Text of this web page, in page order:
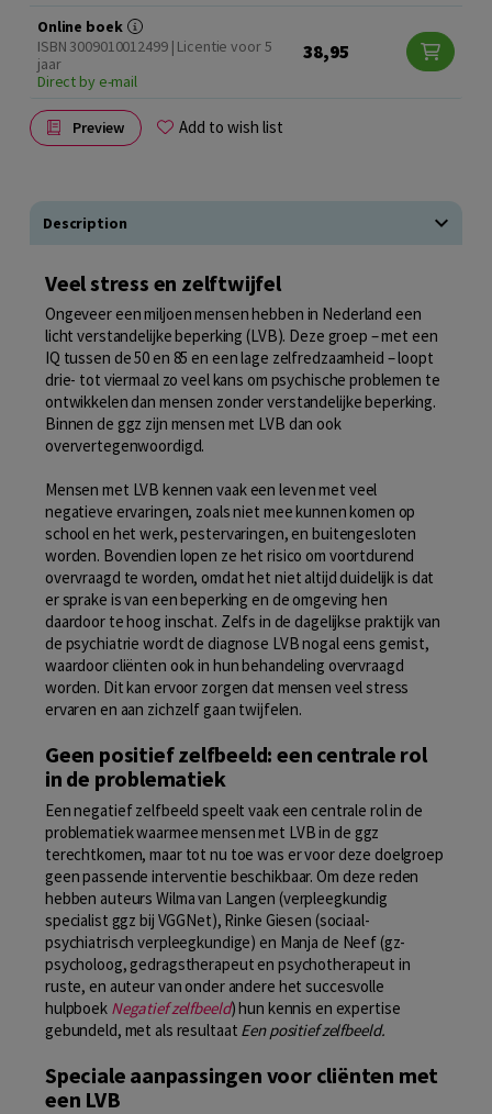
Online boek
ISBN 3009010012499 | Licentie voor 5
jaar
Direct by e-mail
38,95
Preview Add to wish list
Description
Veel stress en zelftwijfel
Ongeveer een miljoen mensen hebben in Nederland een
licht verstandelijke beperking (LVB). Deze groep – met een
IQ tussen de 50 en 85 en een lage zelfredzaamheid – loopt
drie- tot viermaal zo veel kans om psychische problemen te
ontwikkelen dan mensen zonder verstandelijke beperking.
Binnen de ggz zijn mensen met LVB dan ook
oververtegenwoordigd.
Mensen met LVB kennen vaak een leven met veel
negatieve ervaringen, zoals niet mee kunnen komen op
school en het werk, pestervaringen, en buitengesloten
worden. Bovendien lopen ze het risico om voortdurend
overvraagd te worden, omdat het niet altijd duidelijk is dat
er sprake is van een beperking en de omgeving hen
daardoor te hoog inschat. Zelfs in de dagelijkse praktijk van
de psychiatrie wordt de diagnose LVB nogal eens gemist,
waardoor cliënten ook in hun behandeling overvraagd
worden. Dit kan ervoor zorgen dat mensen veel stress
ervaren en aan zichzelf gaan twijfelen.
Geen positief zelfbeeld: een centrale rol
in de problematiek
Een negatief zelfbeeld speelt vaak een centrale rol in de
problematiek waarmee mensen met LVB in de ggz
terechtkomen, maar tot nu toe was er voor deze doelgroep
geen passende interventie beschikbaar. Om deze reden
hebben auteurs Wilma van Langen (verpleegkundig
specialist ggz bij VGGNet), Rinke Giesen (sociaal-
psychiatrisch verpleegkundige) en Manja de Neef (gz-
psycholoog, gedragstherapeut en psychotherapeut in
ruste, en auteur van onder andere het succesvolle
hulpboek Negatief zelfbeeld) hun kennis en expertise
gebundeld, met als resultaat Een positief zelfbeeld.
Speciale aanpassingen voor cliënten met
een LVB